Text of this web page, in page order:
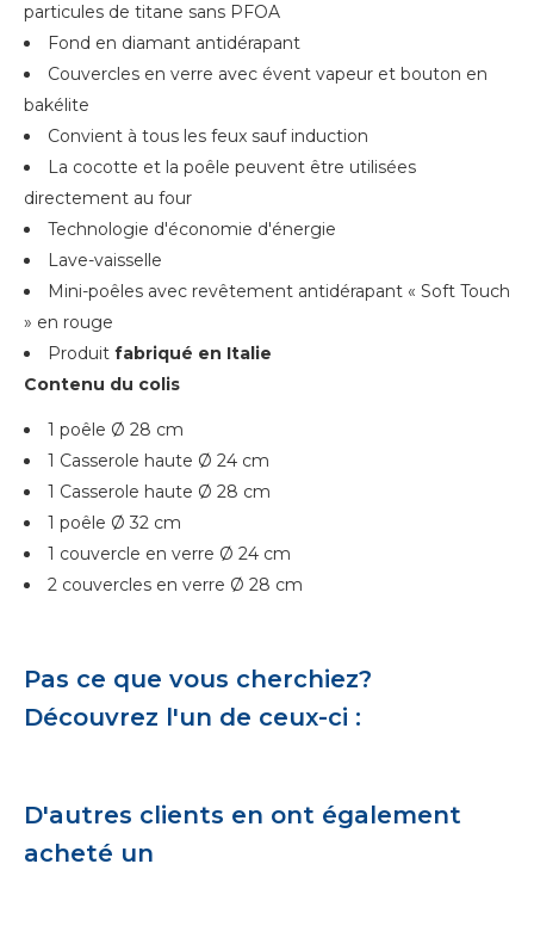
particules de titane sans PFOA
Fond en diamant antidérapant
Couvercles en verre avec évent vapeur et bouton en
bakélite
Convient à tous les feux sauf induction
La cocotte et la poêle peuvent être utilisées
directement au four
Technologie d'économie d'énergie
Lave-vaisselle
Mini-poêles avec revêtement antidérapant « Soft Touch
» en rouge
Produit fabriqué en Italie
Contenu du colis
1 poêle Ø 28 cm
1 Casserole haute Ø 24 cm
1 Casserole haute Ø 28 cm
1 poêle Ø 32 cm
1 couvercle en verre Ø 24 cm
2 couvercles en verre Ø 28 cm
Pas ce que vous cherchiez?
Découvrez l'un de ceux-ci :
D'autres clients en ont également
acheté un